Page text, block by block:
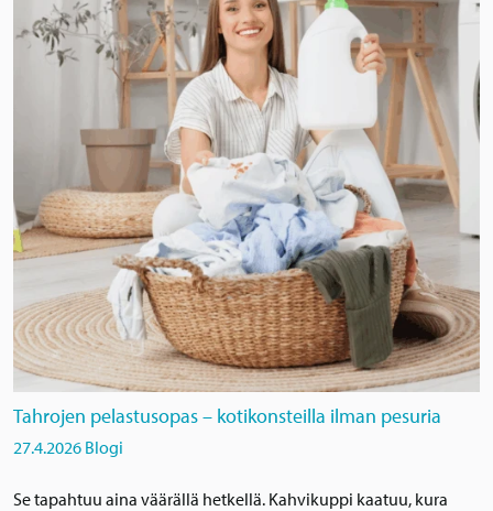
Tahrojen pelastusopas – kotikonsteilla ilman pesuria
27.4.2026 Blogi
Se tapahtuu aina väärällä hetkellä. Kahvikuppi kaatuu, kura